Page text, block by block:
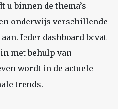
binnen de thema’s
onderwijs verschillende
Ieder dashboard bevat
met behulp van
wordt in de actuele
trends.